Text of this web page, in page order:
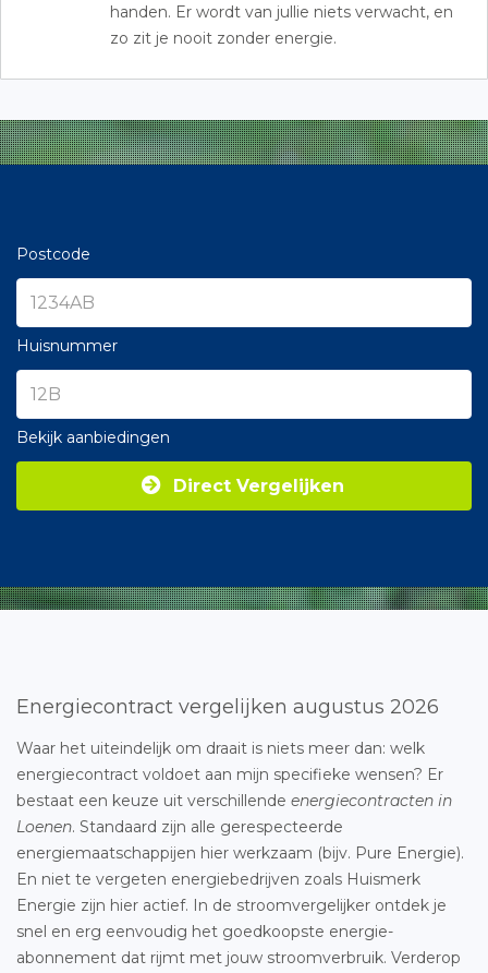
handen. Er wordt van jullie niets verwacht, en
zo zit je nooit zonder energie.
Postcode
Huisnummer
Bekijk aanbiedingen
Direct Vergelijken
Energiecontract vergelijken augustus 2026
Waar het uiteindelijk om draait is niets meer dan: welk
energiecontract voldoet aan mijn specifieke wensen? Er
bestaat een keuze uit verschillende energiecontracten in
Loenen. Standaard zijn alle gerespecteerde
energiemaatschappijen hier werkzaam (bijv. Pure Energie).
En niet te vergeten energiebedrijven zoals Huismerk
Energie zijn hier actief. In de stroomvergelijker ontdek je
snel en erg eenvoudig het goedkoopste energie-
abonnement dat rijmt met jouw stroomverbruik. Verderop